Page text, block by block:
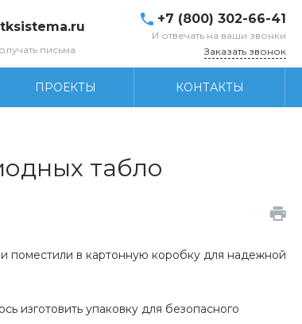
письма
+7 (800) 302-66-41
И отвечать на ваши звонки
Заказать звонок
ПРОЕКТЫ КОНТАКТЫ
табло
поместили в картонную коробку для надежной
изготовить упаковку для безопасного